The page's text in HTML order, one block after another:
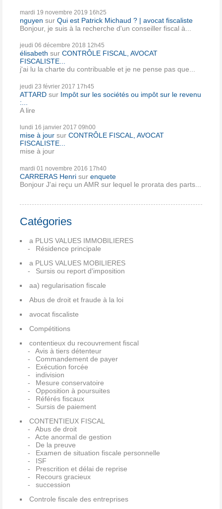
mardi 19 novembre 2019 16h25
nguyen sur Qui est Patrick Michaud ? | avocat fiscaliste
Bonjour, je suis à la recherche d'un conseiller fiscal à...
jeudi 06 décembre 2018 12h45
élisabeth sur CONTRÔLE FISCAL, AVOCAT
FISCALISTE...
j'ai lu la charte du contribuable et je ne pense pas que...
jeudi 23 février 2017 17h45
ATTARD sur Impôt sur les sociétés ou impôt sur le revenu
:...
A lire
lundi 16 janvier 2017 09h00
mise à jour sur CONTRÔLE FISCAL, AVOCAT
FISCALISTE...
mise à jour
mardi 01 novembre 2016 17h40
CARRERAS Henri sur enquete
Bonjour J'ai reçu un AMR sur lequel le prorata des parts...
Catégories
a PLUS VALUES IMMOBILIERES
Résidence principale
a PLUS VALUES MOBILIERES
Sursis ou report d'imposition
aa) regularisation fiscale
Abus de droit et fraude à la loi
avocat fiscaliste
Compétitions
contentieux du recouvrement fiscal
Avis à tiers détenteur
Commandement de payer
Exécution forcée
indivision
Mesure conservatoire
Opposition à poursuites
Référés fiscaux
Sursis de paiement
CONTENTIEUX FISCAL
Abus de droit
Acte anormal de gestion
De la preuve
Examen de situation fiscale personnelle
ISF
Prescrition et délai de reprise
Recours gracieux
succession
Controle fiscale des entreprises